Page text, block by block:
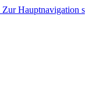
Zur Hauptnavigation